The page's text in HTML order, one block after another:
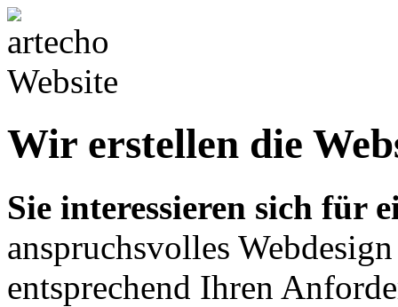
Wir erstellen die
Sie interessieren sich für
anspruchsvolles
entsprechend Ihren